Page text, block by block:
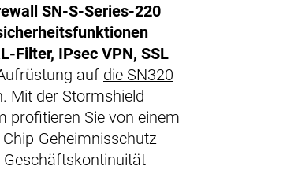
SN-S-Series-220
Filter, IPsec VPN, SSL
auf die SN320
Mit der Stormshield
profitieren Sie von einem
Geheimnisschutz